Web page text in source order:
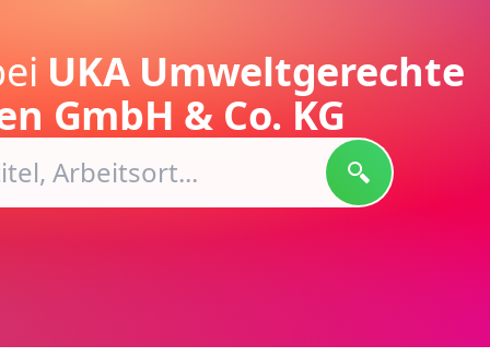
UKA Umweltgerechte
GmbH & Co. KG